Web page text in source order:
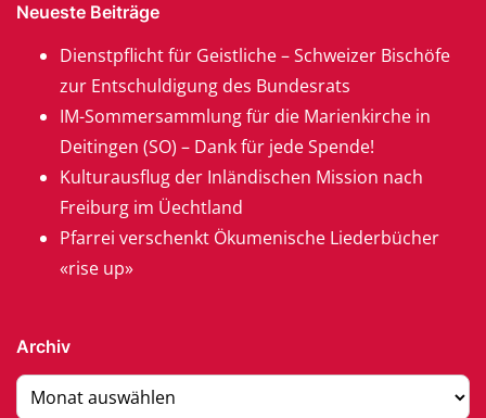
Neueste Beiträge
Dienstpflicht für Geistliche – Schweizer Bischöfe
zur Entschuldigung des Bundesrats
IM-Sommersammlung für die Marienkirche in
Deitingen (SO) – Dank für jede Spende!
Kulturausflug der Inländischen Mission nach
Freiburg im Üechtland
Pfarrei verschenkt Ökumenische Liederbücher
«rise up»
Archiv
Archiv